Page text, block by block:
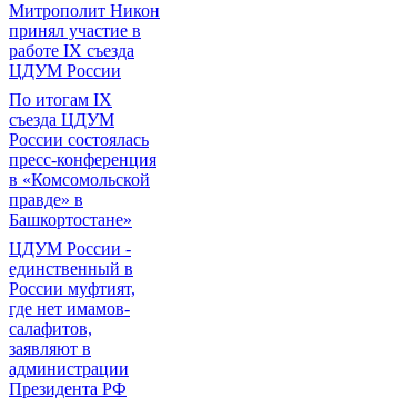
Митрополит Никон
принял участие в
работе IX съезда
ЦДУМ России
По итогам IX
съезда ЦДУМ
России состоялась
пресс-конференция
в «Комсомольской
правде» в
Башкортостане»
ЦДУМ России -
единственный в
России муфтият,
где нет имамов-
салафитов,
заявляют в
администрации
Президента РФ